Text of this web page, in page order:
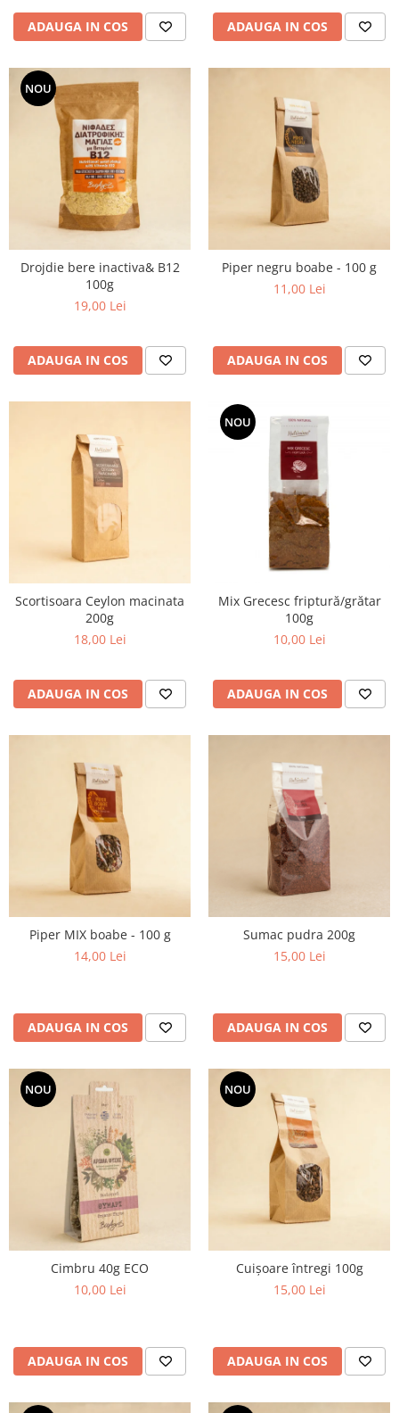
ADAUGA IN COS ADAUGA IN COS
NOU
Drojdie bere inactiva& B12
100g
19,00 Lei
ADAUGA IN COS
Piper negru boabe - 100 g
11,00 Lei
ADAUGA IN COS
Scortisoara Ceylon macinata
200g
18,00 Lei
ADAUGA IN COS
NOU
Mix Grecesc friptură/grătar
100g
10,00 Lei
ADAUGA IN COS
Piper MIX boabe - 100 g
14,00 Lei
ADAUGA IN COS
Sumac pudra 200g
15,00 Lei
ADAUGA IN COS
NOU
Cimbru 40g ECO
10,00 Lei
ADAUGA IN COS
NOU
Cuișoare întregi 100g
15,00 Lei
ADAUGA IN COS